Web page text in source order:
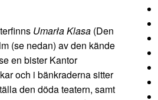
Umarła Klasa (Den
(se nedan) av den kände
en bister Kantor
och i bänkraderna sitter
den döda teatern, samt